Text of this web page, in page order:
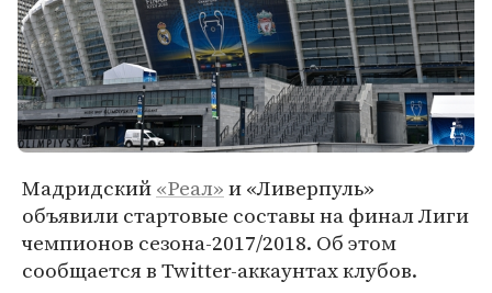
Мадридский«Реал»и «Ливерпуль»
объявили стартовые составы на финал Лиги
чемпионов сезона-2017/2018. Об этом
сообщается в Twitter-аккаунтах клубов.